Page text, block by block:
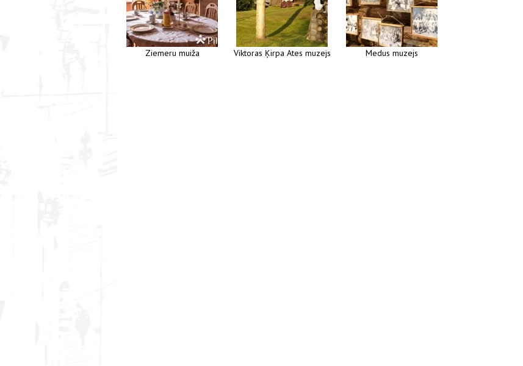
Ziemeru muiža Viktoras Ķirpa Ates muzejs Medus muzejs